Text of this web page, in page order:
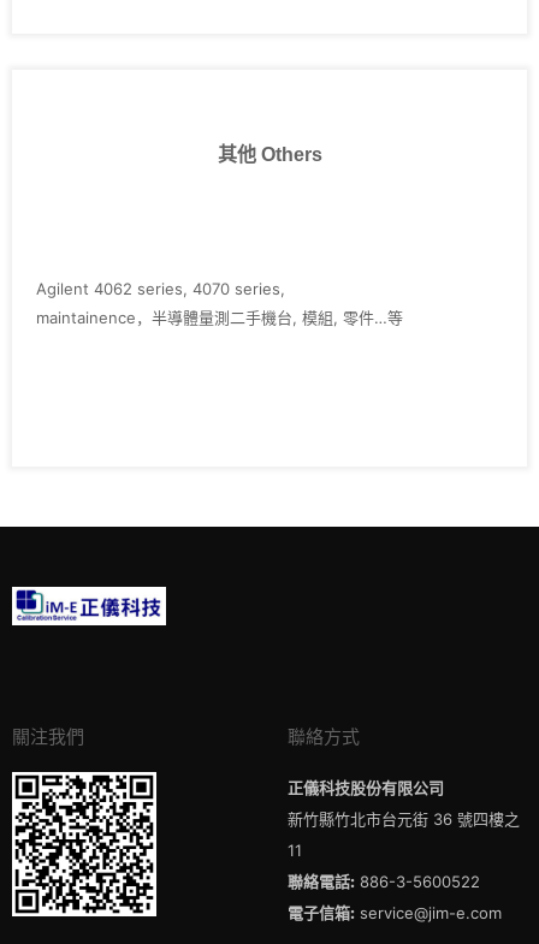
其他 Others
Agilent 4062 series, 4070 series,
maintainence，半導體量測二手機台, 模組, 零件…等
關注我們 聯絡方式
正儀科技股份有限公司
新竹縣竹北市台元街 36 號四樓之
11
聯絡電話: 886-3-5600522
電子信箱: service@jim-e.com